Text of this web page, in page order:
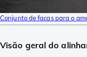
Conjunto de facas para o
Visão geral do